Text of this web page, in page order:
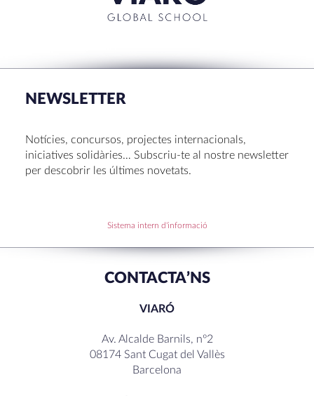
La Mostra d’Arts 2026
Congrés UNIV 2026
Oficis de Setmana Santa 2025
Premi al Pessebre d’Infantil 2024
RECENT COMMENTS
NEWSLETTER
Notícies, concursos, projectes internacionals,
iniciatives solidàries… Subscriu-te al nostre newsletter
per descobrir les últimes novetats.
Sistema intern d'informació
CONTACTA’NS
VIARÓ
Av. Alcalde Barnils, nº2
08174 Sant Cugat del Vallès
Barcelona